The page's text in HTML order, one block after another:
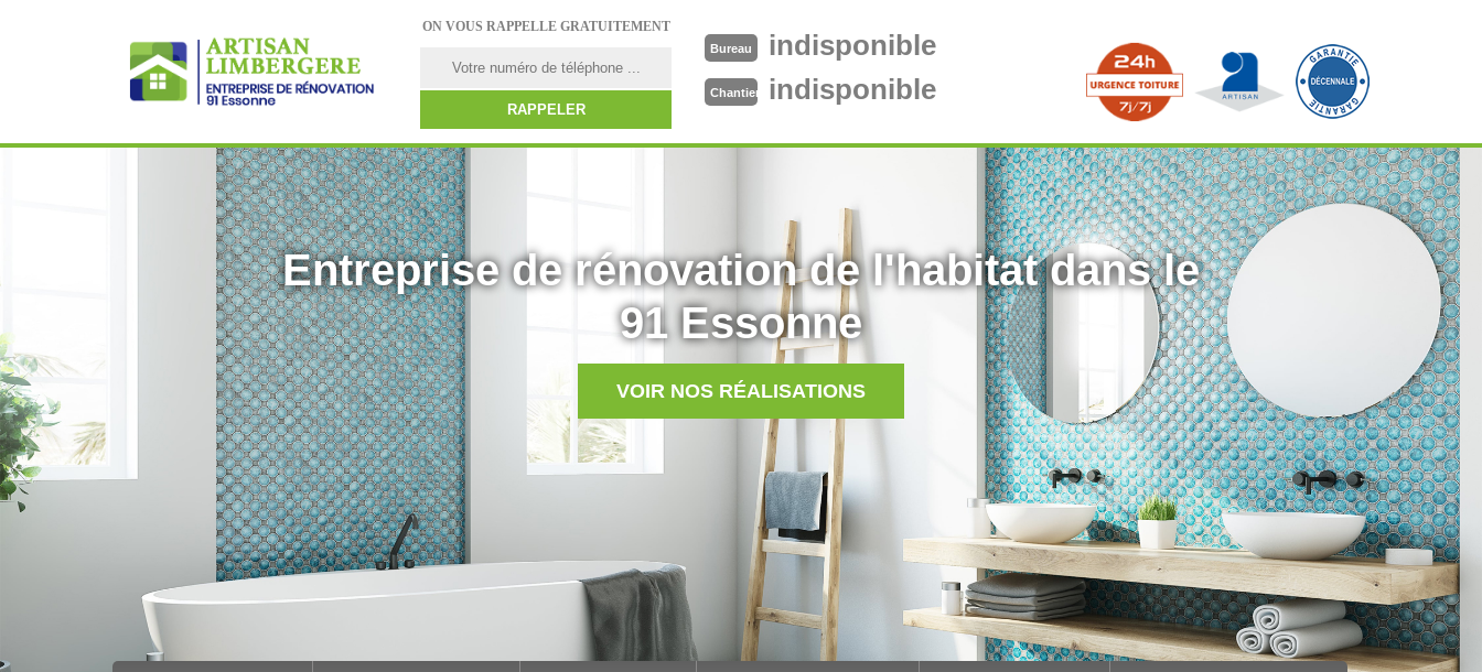
ON VOUS RAPPELLE GRATUITEMENT
Bureau indisponible
Chantier indisponible
Entreprise de rénovation de l'habitat dans le
91 Essonne
VOIR NOS RÉALISATIONS